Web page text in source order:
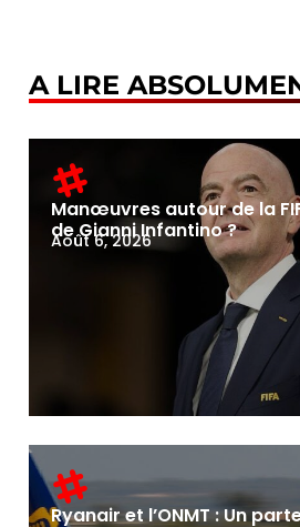
A LIRE
Manœuvres autour de la
de Gianni Infantino ?
Août 6, 2026
Ryanair et l’ONMT : Un